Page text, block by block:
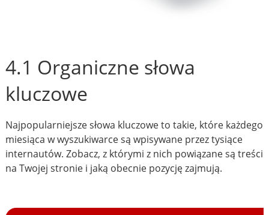
4.1 Organiczne słowa
kluczowe
Najpopularniejsze słowa kluczowe to takie, które każdego
miesiąca w wyszukiwarce są wpisywane przez tysiące
internautów. Zobacz, z którymi z nich powiązane są treści
na Twojej stronie i jaką obecnie pozycję zajmują.